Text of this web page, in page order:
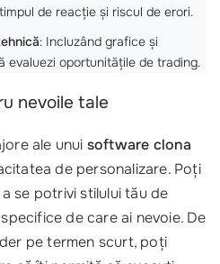
de reacție și riscul de erori.
: Incluzând grafice și
evaluezi oportunitățile de trading.
nevoile tale
ale unui software clona
de personalizare. Poți
se potrivi stilului tău de
de care ai nevoie. De
pe termen scurt, poți